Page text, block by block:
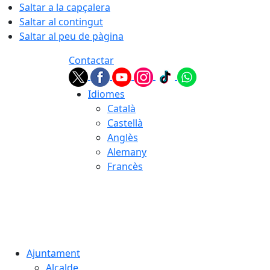
Saltar a la capçalera
Saltar al contingut
Saltar al peu de pàgina
Contactar
Idiomes
Català
Castellà
Anglès
Alemany
Francès
Ajuntament